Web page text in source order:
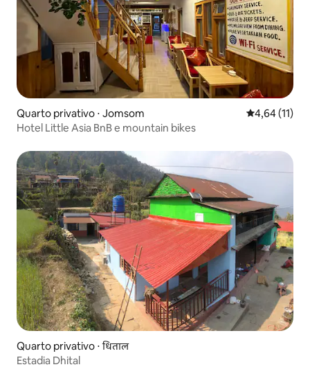
Quarto privativo ⋅ Jomsom 4,64 de uma
4,64 (11)
Hotel Little Asia BnB e mountain bikes
Quarto privativo ⋅ धिताल
Estadia Dhital